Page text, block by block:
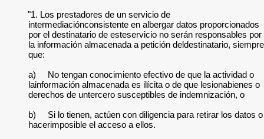
"1. Los prestadores de un servicio de
intermediaciónconsistente en albergar datos proporcionados
por el destinatario de esteservicio no serán responsables por
la información almacenada a petición deldestinatario, siempre
que:
a)
No tengan conocimiento efectivo de que la actividad o
lainformación almacenada es ilícita o de que lesionabienes o
derechos de untercero susceptibles de indemnización, o
b)
Si lo tienen, actúen con diligencia para retirar los datos o
hacerimposible el acceso a ellos.